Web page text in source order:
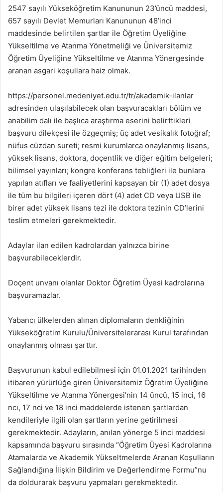
2547 sayılı Yükseköğretim Kanununun 23’üncü maddesi,
657 sayılı Devlet Memurları Kanununun 48’inci
maddesinde belirtilen şartlar ile Öğretim Üyeliğine
Yükseltilme ve Atanma Yönetmeliği ve Üniversitemiz
Öğretim Üyeliğine Yükseltilme ve Atanma Yönergesinde
aranan asgari koşullara haiz olmak.
https://personel.medeniyet.edu.tr/tr/akademik-ilanlar
adresinden ulaşılabilecek olan başvuracakları bölüm ve
anabilim dalı ile başlıca araştırma eserini belirttikleri
başvuru dilekçesi ile özgeçmiş; üç adet vesikalık fotoğraf;
nüfus cüzdan sureti; resmi kurumlarca onaylanmış lisans,
yüksek lisans, doktora, doçentlik ve diğer eğitim belgeleri;
bilimsel yayınları; kongre konferans tebliğleri ile bunlara
yapılan atıfları ve faaliyetlerini kapsayan bir (1) adet dosya
ile tüm bu bilgileri içeren dört (4) adet CD veya USB ile
birer adet yüksek lisans tezi ile doktora tezinin CD’lerini
teslim etmeleri gerekmektedir.
Adaylar ilan edilen kadrolardan yalnızca birine
başvurabileceklerdir.
Doçent unvanı olanlar Doktor Öğretim Üyesi kadrolarına
başvuramazlar.
Yabancı ülkelerden alınan diplomaların denkliğinin
Yükseköğretim Kurulu/Üniversitelerarası Kurul tarafından
onaylanmış olması şarttır.
Başvurunun kabul edilebilmesi için 01.01.2021 tarihinden
itibaren yürürlüğe giren Üniversitemiz Öğretim Üyeliğine
Yükseltilme ve Atanma Yönergesi’nin 14 üncü, 15 inci, 16
ncı, 17 nci ve 18 inci maddelerde istenen şartlardan
kendileriyle ilgili olan şartların yerine getirilmesi
gerekmektedir. Adayların, anılan yönerge 5 inci maddesi
kapsamında başvuru sırasında “Öğretim Üyesi Kadrolarına
Atamalarda ve Akademik Yükseltmelerde Aranan Koşulların
Sağlandığına İlişkin Bildirim ve Değerlendirme Formu”nu
da doldurarak başvuru yapmaları gerekmektedir.